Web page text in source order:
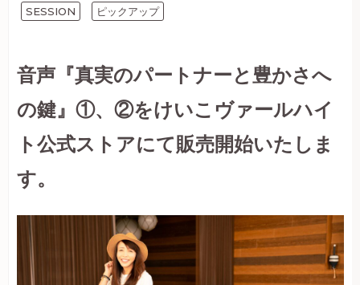
SESSION ピックアップ
音声『真実のパートナーと豊かさへ
の鍵』①、②をけいこヴァールハイ
ト公式ストアにて販売開始いたしま
す。